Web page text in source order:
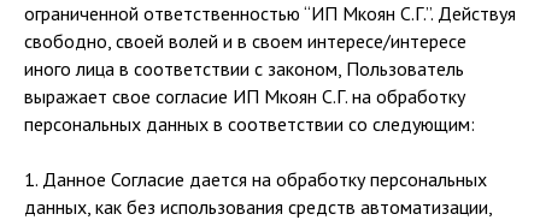
ограниченной ответственностью “ИП Мкоян С.Г.”. Действуя
свободно, своей волей и в своем интересе/интересе
иного лица в соответствии с законом, Пользователь
выражает свое согласие ИП Мкоян С.Г. на обработку
персональных данных в соответствии со следующим:
1. Данное Согласие дается на обработку персональных
данных, как без использования средств автоматизации,